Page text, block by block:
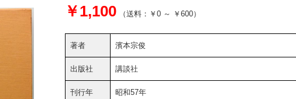
￥1,100 （送料：￥0 ～ ￥600）
著者 濱本宗俊
出版社 講談社
刊行年 昭和57年